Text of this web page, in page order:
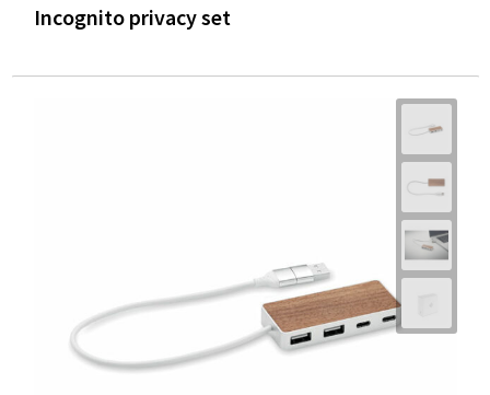
Incognito privacy set